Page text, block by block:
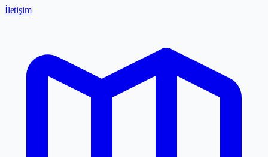
İletişim